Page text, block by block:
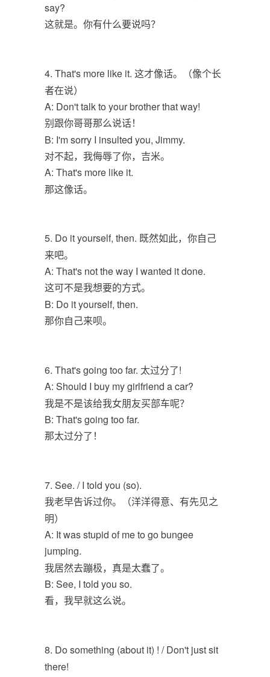
say?
这就是。你有什么要说吗？
4. That's more like it. 这才像话。（像个长
者在说）
A: Don't talk to your brother that way!
别跟你哥哥那么说话！
B: I'm sorry I insulted you, Jimmy.
对不起，我侮辱了你，吉米。
A: That's more like it.
那这像话。
5. Do it yourself, then. 既然如此，你自己
来吧。
A: That's not the way I wanted it done.
这可不是我想要的方式。
B: Do it yourself, then.
那你自己来呗。
6. That's going too far. 太过分了!
A: Should I buy my girlfriend a car?
我是不是该给我女朋友买部车呢？
B: That's going too far.
那太过分了！
7. See. / I told you (so).
我老早告诉过你。（洋洋得意、有先见之
明）
A: It was stupid of me to go bungee
jumping.
我居然去蹦极，真是太蠢了。
B: See, I told you so.
看，我早就这么说。
8. Do something (about it) ! / Don't just sit
there!